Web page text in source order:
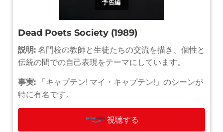
予告編
Dead Poets Society (1989)
説明: 名門校の教師と生徒たちの交流を描き、個性と
伝統の間での自己表現をテーマにしています。
事実: 「キャプテン! マイ・キャプテン!」のシーンが
特に有名です。
視聴する